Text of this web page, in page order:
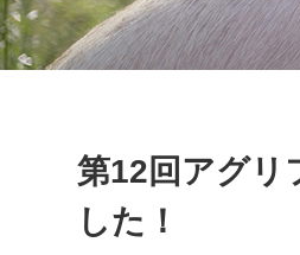
第12回アグリ
した！